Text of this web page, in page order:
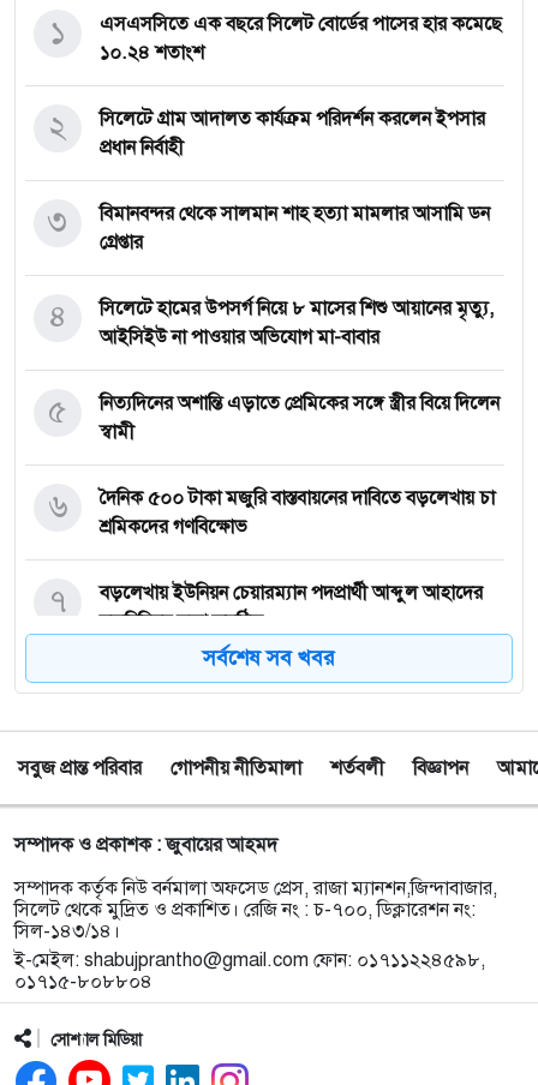
এসএসসিতে এক বছরে সিলেট বোর্ডের পাসের হার কমেছে
১০.২৪ শতাংশ
১
সিলেটে গ্রাম আদালত কার্যক্রম পরিদর্শন করলেন ইপসার
প্রধান নির্বাহী
২
বিমানবন্দর থেকে সালমান শাহ হত্যা মামলার আসামি ডন
গ্রেপ্তার
৩
সিলেটে হামের উপসর্গ নিয়ে ৮ মাসের শিশু আয়ানের মৃত্যু,
আইসিইউ না পাওয়ার অভিযোগ মা-বাবার
৪
নিত্যদিনের অশান্তি এড়াতে প্রেমিকের সঙ্গে স্ত্রীর বিয়ে দিলেন
স্বামী
৫
দৈনিক ৫০০ টাকা মজুরি বাস্তবায়নের দাবিতে বড়লেখায় চা
শ্রমিকদের গণবিক্ষোভ
৬
বড়লেখায় ইউনিয়ন চেয়ারম্যান পদপ্রার্থী আব্দুল আহাদের
মতবিনিময় সভা অনুষ্ঠিত
৭
‎ওসমানীনগরের বাস দুর্ঘটনা: নিহত ৯ জনের পরিচয় শনাক্ত,
৮
টাঙ্গুয়ার হাওরে গোসল করতে নেমে পানিতে ডুবে
সিরাজগঞ্জের পর্যটকের মৃত্যু
তাহিরপুরে কলেজ শিক্ষার্থীর উপর অতর্কিত হামলার
প্রতিবাদে মানববন্ধন অনুষ্ঠিত
১০
পাঁচ বন্ধু মিলে ঘুরতে এসেছিলেন সিলেট, কফিনবন্দি হয়ে
বাড়ি ফিরছেন সাইফুল
১১
সিলেটে অনুষ্ঠান শেষে ফেরার পথে সড়ক দুর্ঘটনায় প্রাণ গেল
১২
সর্বশেষ সব খবর
সবুজ প্রান্ত পরিবার গোপনীয় নীতিমালা শর্তবলী বিজ্ঞাপন
সম্পাদক ও প্রকাশক : জুবায়ের আহমদ
সম্পাদক কর্তৃক নিউ বর্নমালা অফসেড প্রেস, রাজা ম্যানশন,জিন্দাবাজার,
সিলেট থেকে মুদ্রিত ও প্রকাশিত। রেজি নং : চ-৭০০, ডিক্লারেশন নং:
সিল-১৪৩/১৪।
ই-মেইল: shabujprantho@gmail.com ফোন: ০১৭১১২২৪৫৯৮,
০১৭১৫-৮০৮৮০৪
সোশ্যাল মিডিয়া